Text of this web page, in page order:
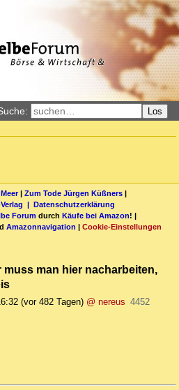
Los
| Zum Tode Jürgen Küßners |
| Datenschutzerklärung
Forum durch Käufe bei Amazon! |
Amazonnavigation | Cookie-Einstellungen
man hier nacharbeiten,
(vor 482 Tagen) @ nereus 4452